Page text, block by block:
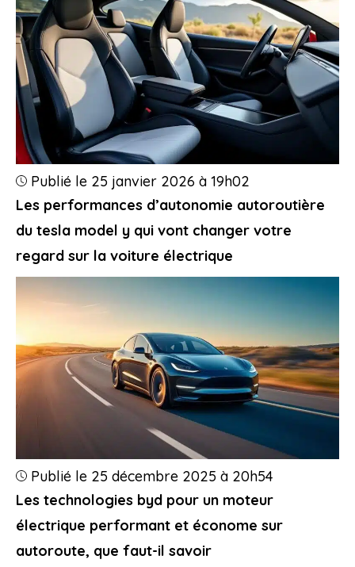
Les performances d’autonomie autoroutière
du tesla model y qui vont changer votre
regard sur la voiture électrique
Publié le 25 janvier 2026 à 19h02
Les technologies byd pour un moteur
électrique performant et économe sur
autoroute, que faut-il savoir
Publié le 25 décembre 2025 à 20h54